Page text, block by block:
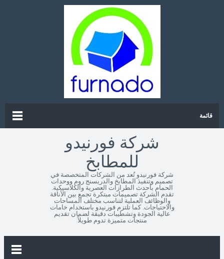
قائمة
شركة فورنيدو
للمطابخ
شركة فورنيدو تُعد من الشركات المتخصصة في
تصميم وتنفيذ المطابخ والدريسنج روم ووحدات
الحمام بأحدث الطرازات العصرية والكلاسيكية.
تقدم الشركة تصميمات مبتكرة تجمع بين الأناقة
والوظائف العملية لتناسب مختلف المساحات
والاحتياجات. كما تلتزم فورنيدو باستخدام خامات
عالية الجودة وتشطيبات دقيقة لضمان تقديم
منتجات متميزة تدوم طويلاً